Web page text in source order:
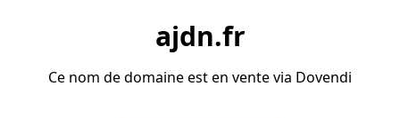
ajdn.fr
Ce nom de domaine est en vente via Dovendi